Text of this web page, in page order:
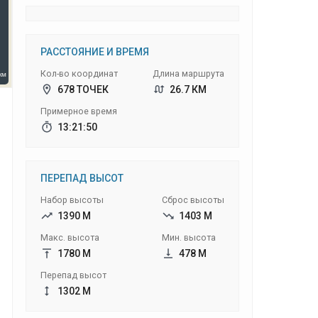
РАССТОЯНИЕ И ВРЕМЯ
Кол-во координат
678 ТОЧЕК
Примерное время
13:21:50
Длина маршрута
26.7 КМ
ПЕРЕПАД ВЫСОТ
Набор высоты
1390 М
Макс. высота
1780 М
Перепад высот
1302 М
Сброс высоты
1403 М
Мин. высота
478 М